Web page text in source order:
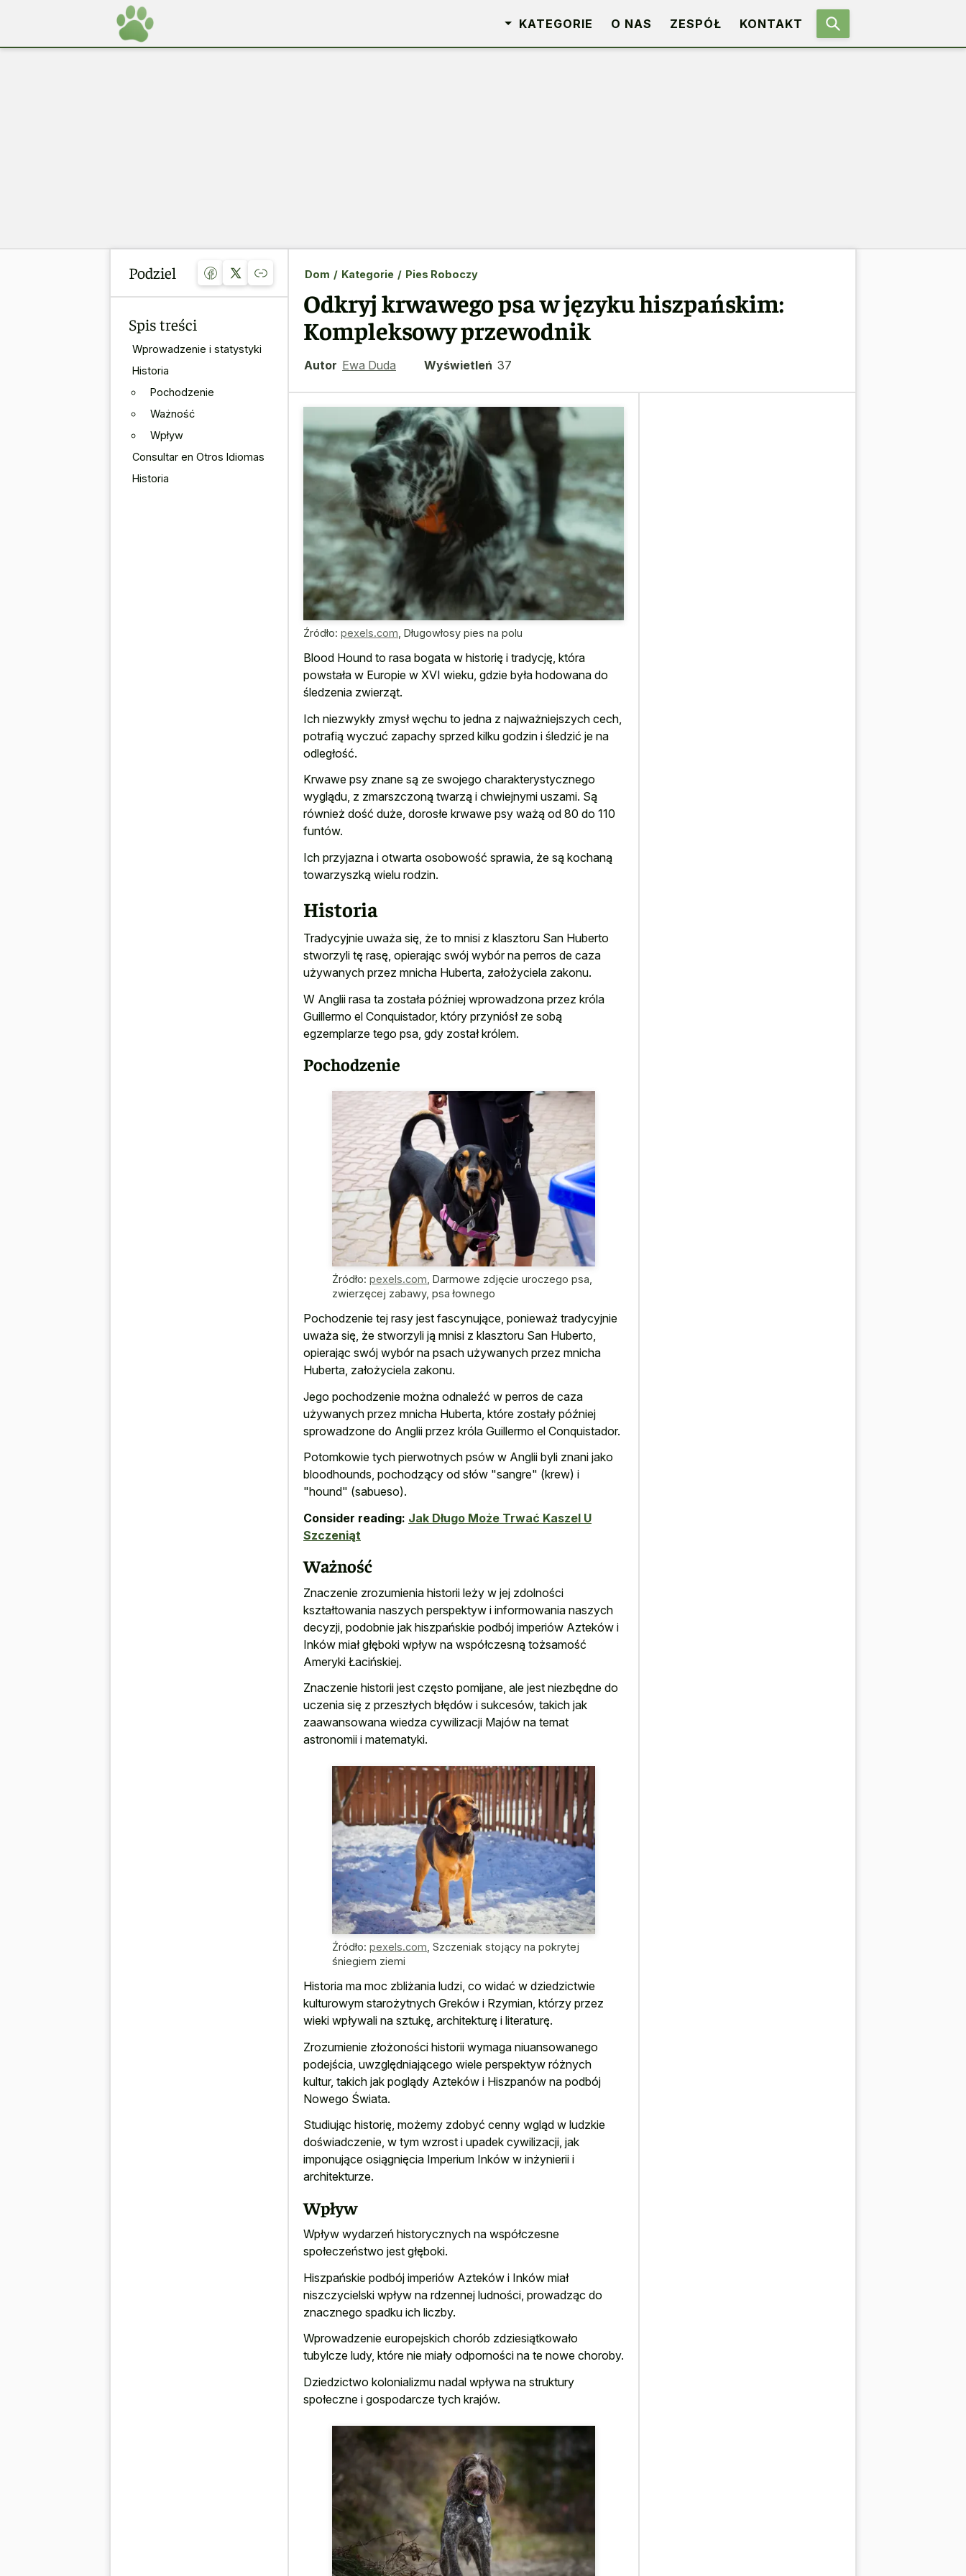
KATEGORIE O NAS ZESPÓŁ KONTAKT
Podziel
Spis treści
Wprowadzenie i statystyki
Historia
Pochodzenie
Ważność
Wpływ
Consultar en Otros Idiomas
Historia
Dom / Kategorie / Pies Roboczy
Odkryj krwawego psa w języku hiszpańskim:
Kompleksowy przewodnik
Autor Ewa Duda Wyświetleń 37
Źródło: pexels.com Długowłosy pies na polu
Blood Hound to rasa bogata w historię i tradycję, która
powstała w Europie w XVI wieku, gdzie była hodowana do
śledzenia zwierząt.
Ich niezwykły zmysł węchu to jedna z najważniejszych cech,
potrafią wyczuć zapachy sprzed kilku godzin i śledzić je na
odległość.
Krwawe psy znane są ze swojego charakterystycznego
wyglądu, z zmarszczoną twarzą i chwiejnymi uszami. Są
również dość duże, dorosłe krwawe psy ważą od 80 do 110
funtów.
Ich przyjazna i otwarta osobowość sprawia, że są kochaną
towarzyszką wielu rodzin.
Historia
Tradycyjnie uważa się, że to mnisi z klasztoru San Huberto
stworzyli tę rasę, opierając swój wybór na perros de caza
używanych przez mnicha Huberta, założyciela zakonu.
W Anglii rasa ta została później wprowadzona przez króla
Guillermo el Conquistador, który przyniósł ze sobą
egzemplarze tego psa, gdy został królem.
Pochodzenie
Źródło: pexels.com Darmowe zdjęcie uroczego psa,
zwierzęcej zabawy, psa łownego
Pochodzenie tej rasy jest fascynujące, ponieważ tradycyjnie
uważa się, że stworzyli ją mnisi z klasztoru San Huberto,
opierając swój wybór na psach używanych przez mnicha
Huberta, założyciela zakonu.
Jego pochodzenie można odnaleźć w perros de caza
używanych przez mnicha Huberta, które zostały później
sprowadzone do Anglii przez króla Guillermo el Conquistador.
Potomkowie tych pierwotnych psów w Anglii byli znani jako
bloodhounds, pochodzący od słów "sangre" (krew) i
"hound" (sabueso).
Consider reading: Jak Długo Może Trwać Kaszel U
Szczeniąt
Ważność
Znaczenie zrozumienia historii leży w jej zdolności
kształtowania naszych perspektyw i informowania naszych
decyzji, podobnie jak hiszpańskie podbój imperiów Azteków i
Inków miał głęboki wpływ na współczesną tożsamość
Ameryki Łacińskiej.
Znaczenie historii jest często pomijane, ale jest niezbędne do
uczenia się z przeszłych błędów i sukcesów, takich jak
zaawansowana wiedza cywilizacji Majów na temat
astronomii i matematyki.
Źródło: pexels.com Szczeniak stojący na pokrytej
śniegiem ziemi
Historia ma moc zbliżania ludzi, co widać w dziedzictwie
kulturowym starożytnych Greków i Rzymian, którzy przez
wieki wpływali na sztukę, architekturę i literaturę.
Zrozumienie złożoności historii wymaga niuansowanego
podejścia, uwzględniającego wiele perspektyw różnych
kultur, takich jak poglądy Azteków i Hiszpanów na podbój
Nowego Świata.
Studiując historię, możemy zdobyć cenny wgląd w ludzkie
doświadczenie, w tym wzrost i upadek cywilizacji, jak
imponujące osiągnięcia Imperium Inków w inżynierii i
architekturze.
Wpływ
Wpływ wydarzeń historycznych na współczesne
społeczeństwo jest głęboki.
Hiszpańskie podbój imperiów Azteków i Inków miał
niszczycielski wpływ na rdzennej ludności, prowadząc do
znacznego spadku ich liczby.
Wprowadzenie europejskich chorób zdziesiątkowało
tubylcze ludy, które nie miały odporności na te nowe choroby.
Dziedzictwo kolonializmu nadal wpływa na struktury
społeczne i gospodarcze tych krajów.